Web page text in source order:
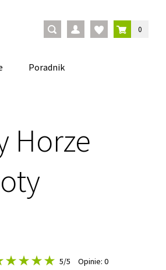
0
Poradnik
Horze
5/5 Opinie: 0